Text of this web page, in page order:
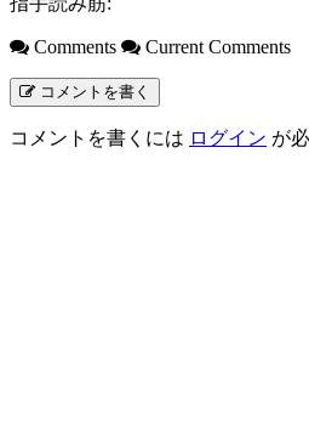
Comments Current Comments
コメントを書く
コメントを書くには ログイン が